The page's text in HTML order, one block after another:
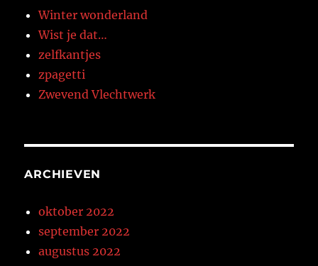
Winter wonderland
Wist je dat…
zelfkantjes
zpagetti
Zwevend Vlechtwerk
ARCHIEVEN
oktober 2022
september 2022
augustus 2022